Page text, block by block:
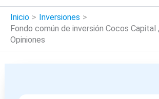
Inicio
Inversiones
Fondo común de inversión Cocos Capital
Opiniones